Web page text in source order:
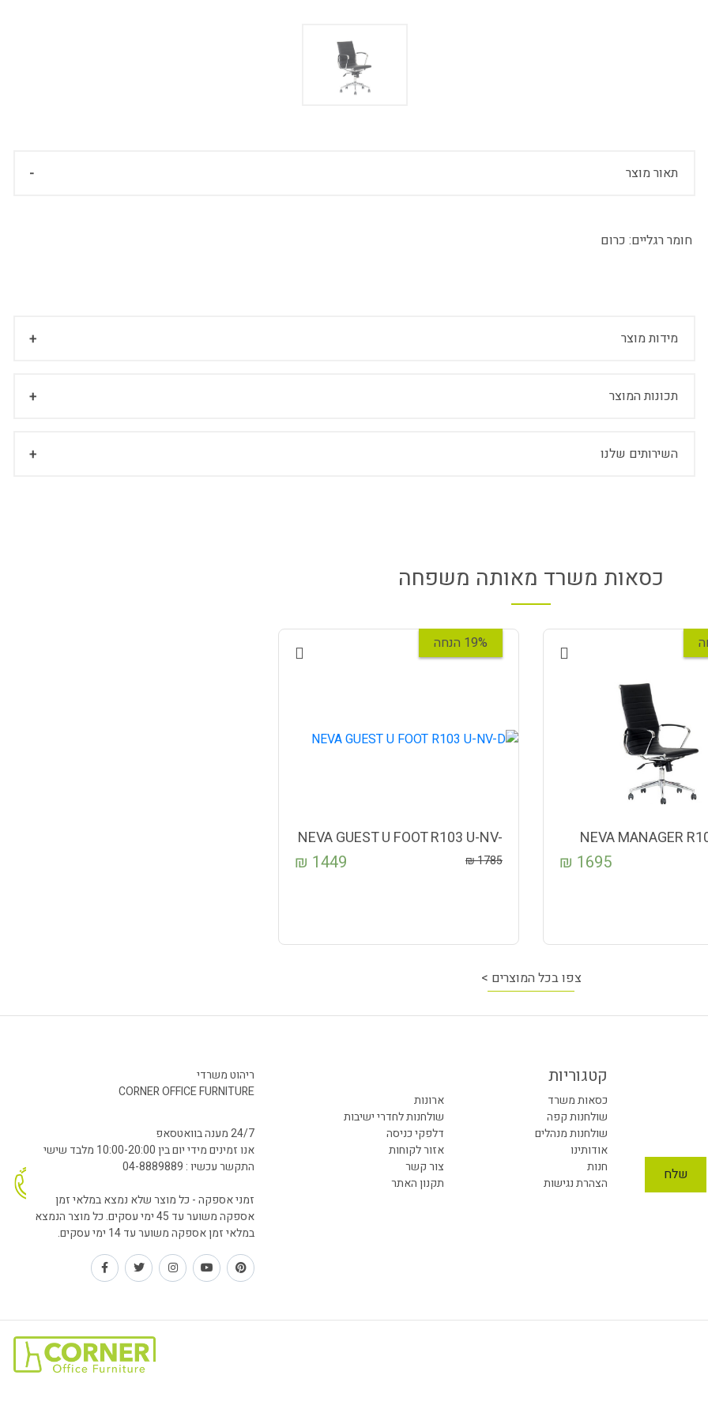
תאור מוצר
חומר רגליים: כרום
מידות מוצר
תכונות המוצר
השירותים שלנו
כסאות משרד מאותה משפחה
NEVA MANAGER
1695
₪
19% הנחה
NEVA GUEST U FOOT R103 U-NV-
D
1785
₪
1449
₪
צפו בכל המוצרים >
קטגוריות
כסאות משרד
ארונות
שולחנות קפה
שולחנות לחדרי ישיבות
שולחנות מנהלים
דלפקי כניסה
אודותינו
אזור לקוחות
חנות
צור קשר
הצהרת נגישות
תקנון האתר
ריהוט משרדי
CORNER OFFICE FURNITURE
24/7 מענה בוואטסאפ
אנו זמינים מידי יום בין 10:00-20:00 מלבד שישי
התקשר עכשיו : 04-8889889
זמני אספקה - כל מוצר שלא נמצא במלאי זמן
אספקה משוער עד 45 ימי עסקים. כל מוצר הנמצא
במלאי זמן אספקה משוער עד 14 ימי עסקים.